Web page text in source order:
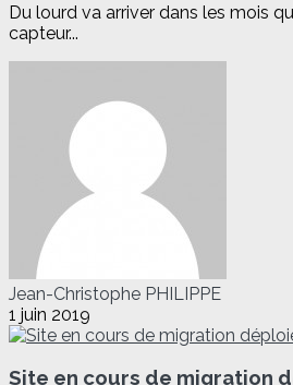
Du lourd va arriver dans les mois
capteur...
Jean-Christophe PHILIPPE
1 juin 2019
Site en cours de migration